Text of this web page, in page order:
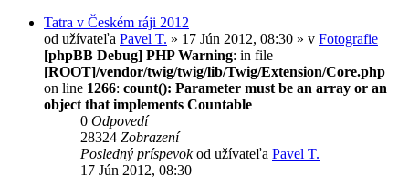
Tatra v Českém ráji 2012
od užívateľa Pavel T. » 17 Jún 2012, 08:30 » v Fotografie
[phpBB Debug] PHP Warning: in file
[ROOT]/vendor/twig/twig/lib/Twig/Extension/Core.php
on line 1266: count(): Parameter must be an array or an
object that implements Countable
0 Odpovedí
28324 Zobrazení
Posledný príspevokod užívateľa Pavel T.
17 Jún 2012, 08:30